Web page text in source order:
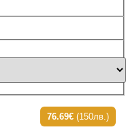
76.69€ (150лв.)